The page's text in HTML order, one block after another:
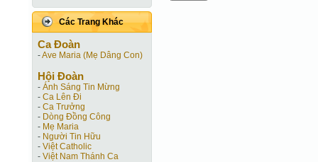
Các Trang Khác
Ca Ðoàn
-Ave Maria (Mẹ Dâng Con)
Hội Ðoàn
- Ánh Sáng Tin Mừng
- Ca Lên Đi
- Ca Trưởng
- Dòng Đồng Công
- Mẹ Maria
- Người Tin Hữu
- Việt Catholic
- Việt Nam Thánh Ca